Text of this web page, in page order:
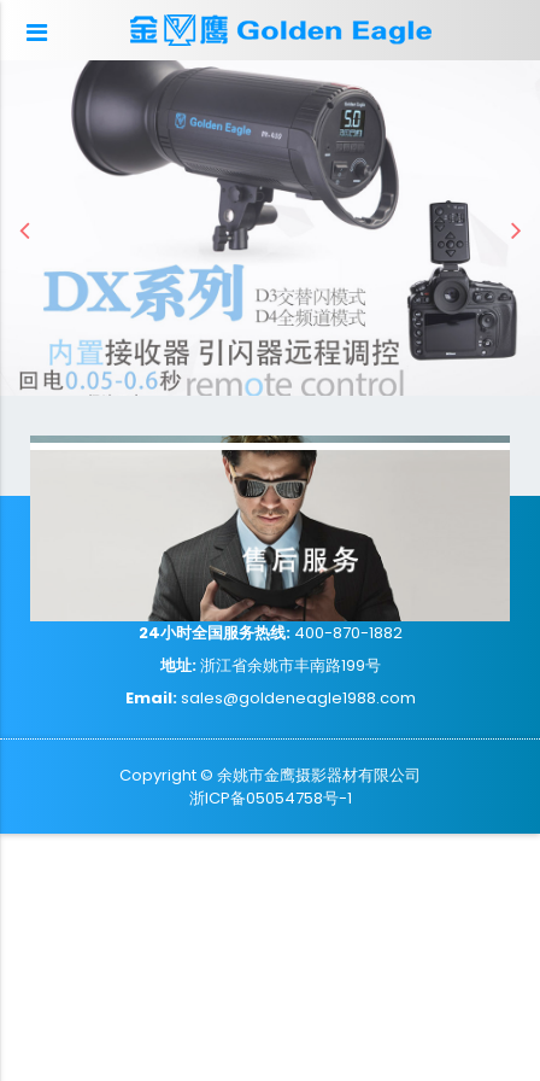
24小时全国服务热线:400-870-1882
地址:浙江省余姚市丰南路199号
Email:sales@goldeneagle1988.com
Copyright © 余姚市金鹰摄影器材有限公司
浙ICP备05054758号-1